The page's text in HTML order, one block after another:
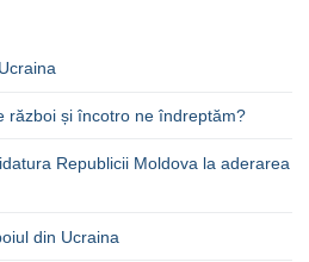
război și încotro ne îndreptăm?
Republicii Moldova la aderarea
din Ucraina